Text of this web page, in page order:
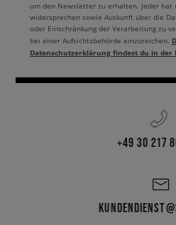
um den Newsletter zu erhalten. Jeder hat
widersprechen sowie Auskunft über die
oder Einschränkung der Verarbeitung zu
bei einer Aufsichtsbehörde einzureichen.
Datenschutzerklärung findest du in der
+49 30 217